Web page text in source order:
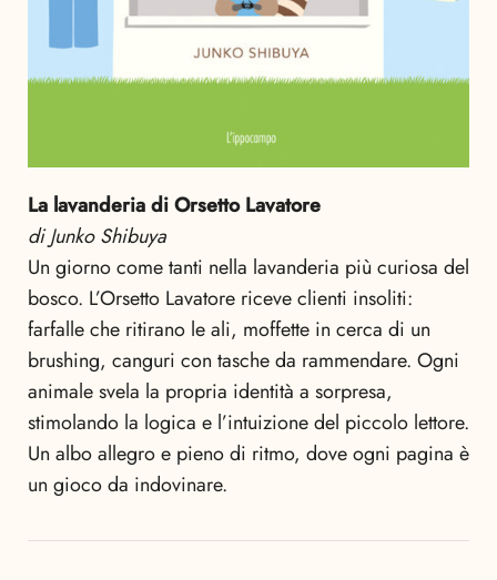
La lavanderia di Orsetto Lavatore
di Junko Shibuya
Un giorno come tanti nella lavanderia più curiosa del
bosco. L’Orsetto Lavatore riceve clienti insoliti:
farfalle che ritirano le ali, moffette in cerca di un
brushing, canguri con tasche da rammendare. Ogni
animale svela la propria identità a sorpresa,
stimolando la logica e l’intuizione del piccolo lettore.
Un albo allegro e pieno di ritmo, dove ogni pagina è
un gioco da indovinare.